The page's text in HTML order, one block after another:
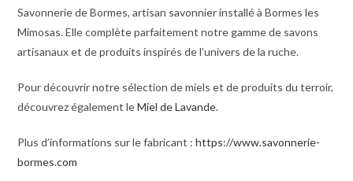
Savonnerie de Bormes, artisan savonnier installé à Bormes les
Mimosas. Elle complète parfaitement notre gamme de savons
artisanaux et de produits inspirés de l’univers de la ruche.
Pour découvrir notre sélection de miels et de produits du terroir,
découvrez également leMiel de Lavande.
Plus d’informations sur le fabricant :https://www.savonnerie-
bormes.com